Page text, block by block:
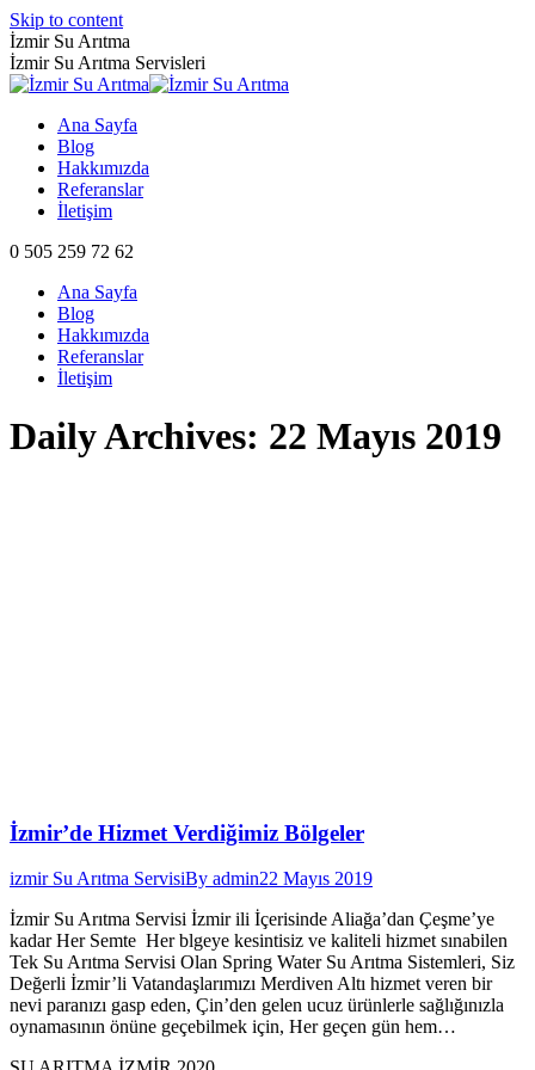
Skip to content
İzmir Su Arıtma
İzmir Su Arıtma Servisleri
Ana Sayfa
Blog
Hakkımızda
Referanslar
İletişim
0 505 259 72 62
Ana Sayfa
Blog
Hakkımızda
Referanslar
İletişim
Daily Archives: 22 Mayıs 2019
İzmir’de Hizmet Verdiğimiz Bölgeler
izmir Su Arıtma ServisiBy admin22 Mayıs 2019
İzmir Su Arıtma Servisi İzmir ili İçerisinde Aliağa’dan Çeşme’ye
kadar Her Semte Her blgeye kesintisiz ve kaliteli hizmet sınabilen
Tek Su Arıtma Servisi Olan Spring Water Su Arıtma Sistemleri, Siz
Değerli İzmir’li Vatandaşlarımızı Merdiven Altı hizmet veren bir
nevi paranızı gasp eden, Çin’den gelen ucuz ürünlerle sağlığınızla
oynamasının önüne geçebilmek için, Her geçen gün hem…